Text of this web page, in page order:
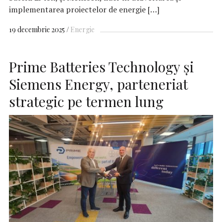
implementarea proiectelor de energie […]
19 decembrie 2025 Energie
Prime Batteries Technology şi
Siemens Energy, parteneriat
strategic pe termen lung